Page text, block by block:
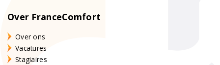
Over FranceComfort
Over ons
Vacatures
Stagiaires